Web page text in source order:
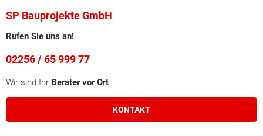
SP Bauprojekte GmbH
Rufen Sie uns an!
02256 / 65 999 77
Wir sind Ihr Berater vor Ort
KONTAKT